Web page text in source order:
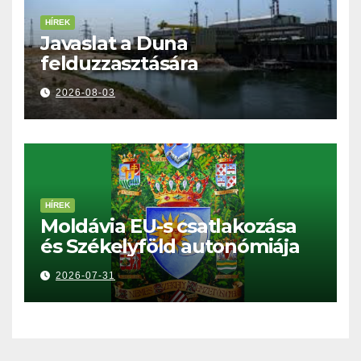
HÍREK
Javaslat a Duna
felduzzasztására
2026-08-03
HÍREK
Moldávia EU-s csatlakozása
és Székelyföld autonómiája
2026-07-31